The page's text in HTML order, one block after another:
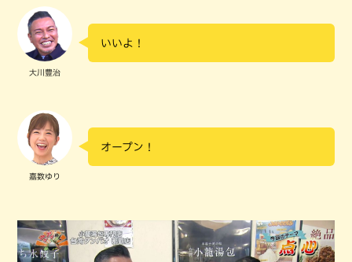
大川豊治
いいよ！
嘉数ゆり
オープン！